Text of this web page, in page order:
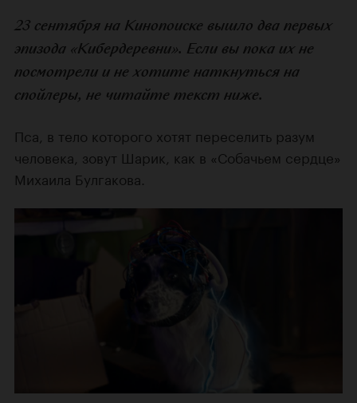
23 сентября на Кинопоиске вышло два первых
эпизода «Кибердеревни». Если вы пока их не
посмотрели и не хотите наткнуться на
спойлеры, не читайте текст ниже.
Пса, в тело которого хотят переселить разум
человека, зовут Шарик, как в «Собачьем сердце»
Михаила Булгакова.